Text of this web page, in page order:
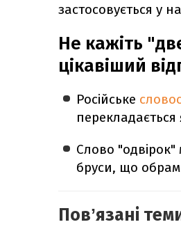
застосовується у
Не кажіть
цікавіший
Російське
перекладається
Слово "одвірок"
бруси, що
Повʼязані